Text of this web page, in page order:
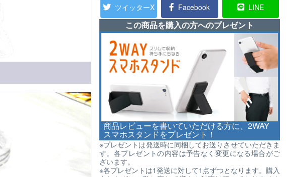
ツイッターX
Facebook LINE
この商品を購入の方へのプレゼント
商品レビューを書いていただける方に、2WAY
スマホスタンドをプレゼント！
※プレゼントは発送時に同梱してお送りさせていただきま
す。各プレゼントの内容は予告なく変更になる場合がご
ざいます。
※各プレゼントは1発送に対して1点ずつとなります。購入